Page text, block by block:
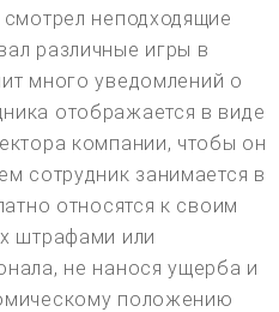
неподходящие
различные игры в
много уведомлений о
отображается в виде
компании, чтобы он
сотрудник занимается в
относятся к своим
штрафами или
не нанося ущерба и
положению